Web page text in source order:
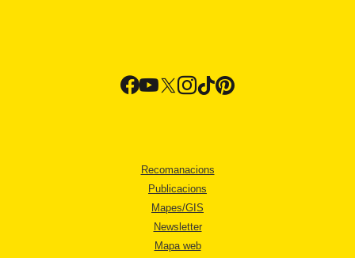
Recomanacions
Publicacions
Mapes/GIS
Newsletter
Mapa web